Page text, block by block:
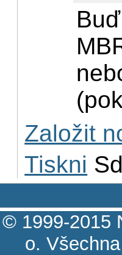
Založit
Tiskni
© 1999-2015
o.